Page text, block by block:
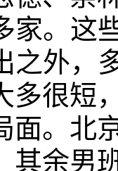
家。这
之外，
多很短
面。北
其余男